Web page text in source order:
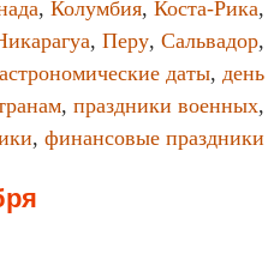
, Колумбия, Коста-Рика,
, Перу, Сальвадор,
даты, день
, праздники военных,
, финансовые праздники